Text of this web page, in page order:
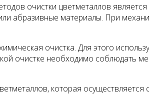
очистки цветметаллов
абразивные материалы. При
очистка. Для этого
очистке необходимо соблюдать
которая